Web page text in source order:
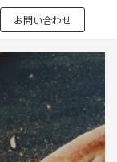
お問い合わせ